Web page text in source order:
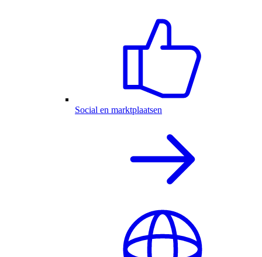
Social en marktplaatsen